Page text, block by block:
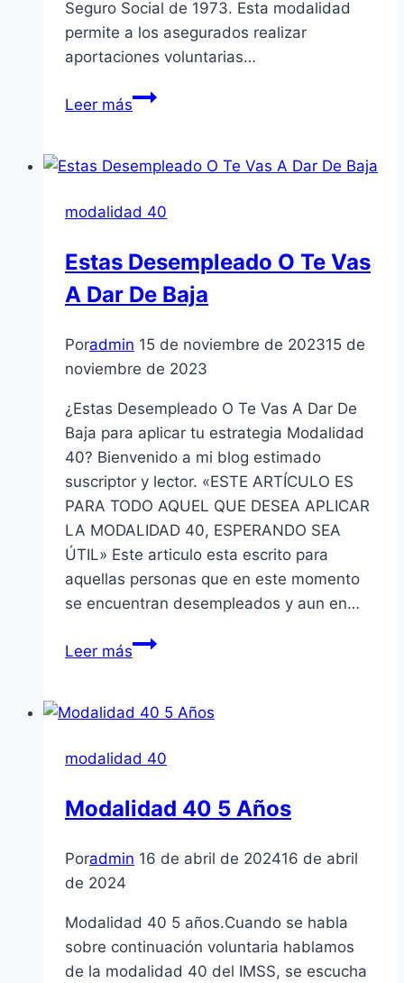
Seguro Social de 1973. Esta modalidad
permite a los asegurados realizar
aportaciones voluntarias…
Leer másModalidad
Instituto
del
Social
Y
10
Año
modalidad 40
Estas Desempleado O Te Vas
A Dar De Baja
Poradmin 15 de noviembre de 202315 de
noviembre de 2023
¿Estas Desempleado O Te Vas A Dar De
Baja para aplicar tu estrategia Modalidad
40? Bienvenido a mi blog estimado
suscriptor y lector. «ESTE ARTÍCULO ES
PARA TODO AQUEL QUE DESEA APLICAR
LA MODALIDAD 40, ESPERANDO SEA
ÚTIL» Este articulo esta escrito para
aquellas personas que en este momento
se encuentran desempleados y aun en…
Leer másEstas
Te
A
De
modalidad 40
Modalidad 40 5 Años
Poradmin 16 de abril de 202416 de abril
de 2024
Modalidad 40 5 años.Cuando se habla
sobre continuación voluntaria hablamos
de la modalidad 40 del IMSS, se escucha